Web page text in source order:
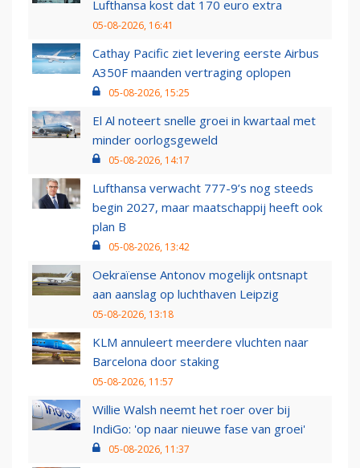
Lufthansa kost dat 170 euro extra
05-08-2026, 16:41
Cathay Pacific ziet levering eerste Airbus
A350F maanden vertraging oplopen
05-08-2026, 15:25
El Al noteert snelle groei in kwartaal met
minder oorlogsgeweld
05-08-2026, 14:17
Lufthansa verwacht 777-9’s nog steeds
begin 2027, maar maatschappij heeft ook
plan B
05-08-2026, 13:42
Oekraïense Antonov mogelijk ontsnapt
aan aanslag op luchthaven Leipzig
05-08-2026, 13:18
KLM annuleert meerdere vluchten naar
Barcelona door staking
05-08-2026, 11:57
Willie Walsh neemt het roer over bij
IndiGo: 'op naar nieuwe fase van groei'
05-08-2026, 11:37